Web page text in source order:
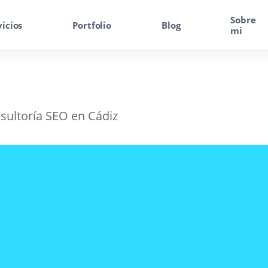
Consultor SEO
Portfolio Blog
Sobre
mi
SEO en Cádiz